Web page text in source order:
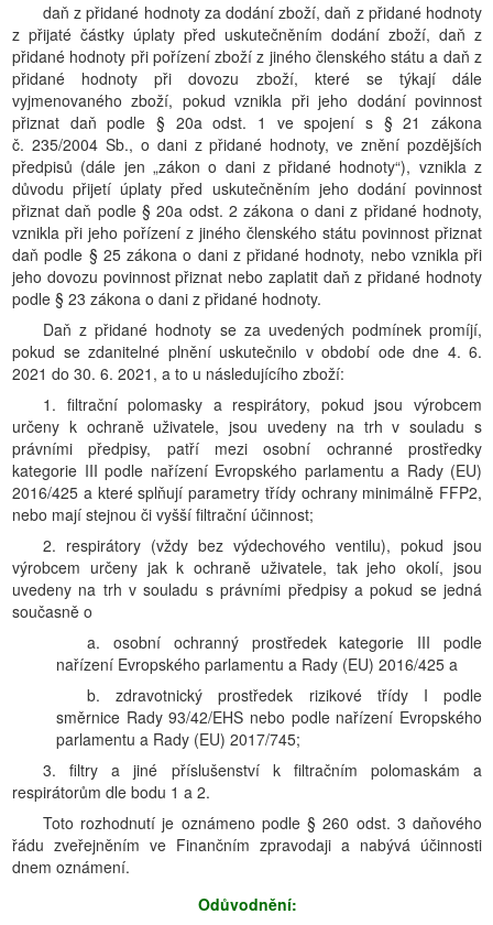
daň z přidané hodnoty za dodání zboží, daň z přidané hodnoty
z přijaté částky úplaty před uskutečněním dodání zboží, daň z
přidané hodnoty při pořízení zboží z jiného členského státu a daň z
přidané hodnoty při dovozu zboží, které se týkají dále
vyjmenovaného zboží, pokud vznikla při jeho dodání povinnost
přiznat daň podle § 20a odst. 1 ve spojení s § 21 zákona
č. 235/2004 Sb., o dani z přidané hodnoty, ve znění pozdějších
předpisů (dále jen „zákon o dani z přidané hodnoty“), vznikla z
důvodu přijetí úplaty před uskutečněním jeho dodání povinnost
přiznat daň podle § 20a odst. 2 zákona o dani z přidané hodnoty,
vznikla při jeho pořízení z jiného členského státu povinnost přiznat
daň podle § 25 zákona o dani z přidané hodnoty, nebo vznikla při
jeho dovozu povinnost přiznat nebo zaplatit daň z přidané hodnoty
podle § 23 zákona o dani z přidané hodnoty.
Daň z přidané hodnoty se za uvedených podmínek promíjí,
pokud se zdanitelné plnění uskutečnilo v období ode dne 4. 6.
2021 do 30. 6. 2021, a to u následujícího zboží:
1. filtrační polomasky a respirátory, pokud jsou výrobcem
určeny k ochraně uživatele, jsou uvedeny na trh v souladu s
právními předpisy, patří mezi osobní ochranné prostředky
kategorie III podle nařízení Evropského parlamentu a Rady (EU)
2016/425 a které splňují parametry třídy ochrany minimálně FFP2,
nebo mají stejnou či vyšší filtrační účinnost;
2. respirátory (vždy bez výdechového ventilu), pokud jsou
výrobcem určeny jak k ochraně uživatele, tak jeho okolí, jsou
uvedeny na trh v souladu s právními předpisy a pokud se jedná
současně o
a. osobní ochranný prostředek kategorie III podle
nařízení Evropského parlamentu a Rady (EU) 2016/425 a
b. zdravotnický prostředek rizikové třídy I podle
směrnice Rady 93/42/EHS nebo podle nařízení Evropského
parlamentu a Rady (EU) 2017/745;
3. filtry a jiné příslušenství k filtračním polomaskám a
respirátorům dle bodu 1 a 2.
Toto rozhodnutí je oznámeno podle § 260 odst. 3 daňového
řádu zveřejněním ve Finančním zpravodaji a nabývá účinnosti
dnem oznámení.
Odůvodnění: